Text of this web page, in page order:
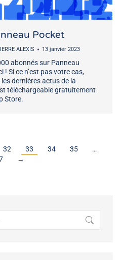
Pocket
ALEXIS 13 janvier 2023
abonnés sur Panneau
! Si ce n’est pas votre cas,
dernières actus de la
téléchargeable gratuitement
Store.
32 33 34 35
…
→